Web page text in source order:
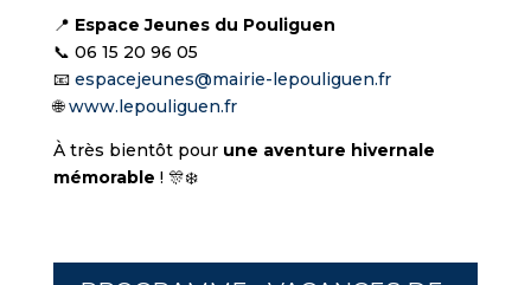
📍 Espace Jeunes du Pouliguen
📞 06 15 20 96 05
📧 espacejeunes@mairie-lepouliguen.fr
🌐www.lepouliguen.fr
À très bientôt pour une aventure hivernale
mémorable ! 🎊❄️